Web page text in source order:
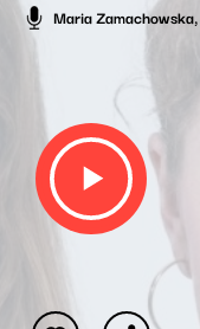
Maria Zamachowska,